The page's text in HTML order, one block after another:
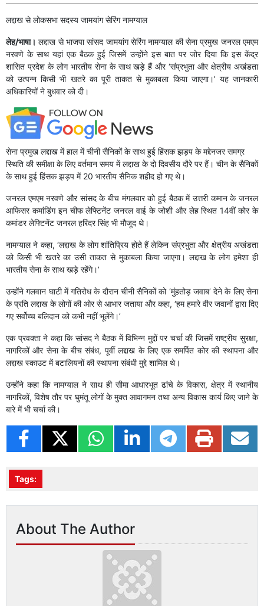
लद्दाख से लोकसभा सदस्य जामयांग सेरिंग नामग्याल
लेह/भाषा। लद्दाख से भाजपा सांसद जामयांग सेरिंग नामग्याल की सेना प्रमुख जनरल एमएम
नरवणे के साथ यहां एक बैठक हुई जिसमें उन्होंने इस बात पर जोर दिया कि इस केंद्र
शासित प्रदेश के लोग भारतीय सेना के साथ खड़े हैं और ‘संप्रभुता और क्षेत्रीय अखंडता
को उत्पन्न किसी भी खतरे का पूरी ताकत से मुकाबला किया जाएगा।’ यह जानकारी
अधिकारियों ने बुधवार को दी।
सेना प्रमुख लद्दाख में हाल में चीनी सैनिकों के साथ हुई हिंसक झड़प के मद्देनजर समग्र
स्थिति की समीक्षा के लिए वर्तमान समय में लद्दाख के दो दिवसीय दौरे पर हैं। चीन के सैनिकों
के साथ हुई हिंसक झड़प में 20 भारतीय सैनिक शहीद हो गए थे।
जनरल एमएम नरवणे और सांसद के बीच मंगलवार को हुई बैठक में उत्तरी कमान के जनरल
आफिसर कमांडिंग इन चीफ लेफ्टिनेंट जनरल वाई के जोशी और लेह स्थित 14वीं कोर के
कमांडर लेफ्टिनेंट जनरल हरिंदर सिंह भी मौजूद थे।
नामग्याल ने कहा, ‘लद्दाख के लोग शांतिप्रिय होते हैं लेकिन संप्रभुता और क्षेत्रीय अखंडता
को किसी भी खतरे का उसी ताकत से मुकाबला किया जाएगा। लद्दाख के लोग हमेशा ही
भारतीय सेना के साथ खड़े रहेंगे।’
उन्होंने गलवान घाटी में गतिरोध के दौरान चीनी सैनिकों को ‘मुंहतोड़ जवाब’ देने के लिए सेना
के प्रति लद्दाख के लोगों की ओर से आभार जताया और कहा, ‘हम हमारे वीर जवानों द्वारा दिए
गए सर्वोच्च बलिदान को कभी नहीं भूलेंगे।’
एक प्रवक्ता ने कहा कि सांसद ने बैठक में विभिन्न मुद्दों पर चर्चा की जिसमें राष्ट्रीय सुरक्षा,
नागरिकों और सेना के बीच संबंध, पूर्वी लद्दाख के लिए एक समर्पित कोर की स्थापना और
लद्दाख स्काउट में बटालियनों की स्थापना संबंधी मुद्दे शामिल थे।
उन्होंने कहा कि नामग्याल ने साथ ही सीमा आधारभूत ढांचे के विकास, क्षेत्र में स्थानीय
नागरिकों, विशेष तौर पर घुमंतू लोगों के मुक्त आवागमन तथा अन्य विकास कार्य किए जाने के
बारे में भी चर्चा की।
Tags:
About The Author